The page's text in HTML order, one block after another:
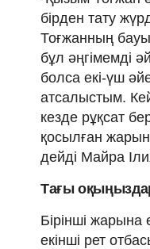
бірден тату
Тоғжанның
бұл әңгімемді
болса екі-үш
атсалыстым.
кезде рұқсат
қосылған
дейді Майра
Тағы
Бірінші жарына
екінші рет